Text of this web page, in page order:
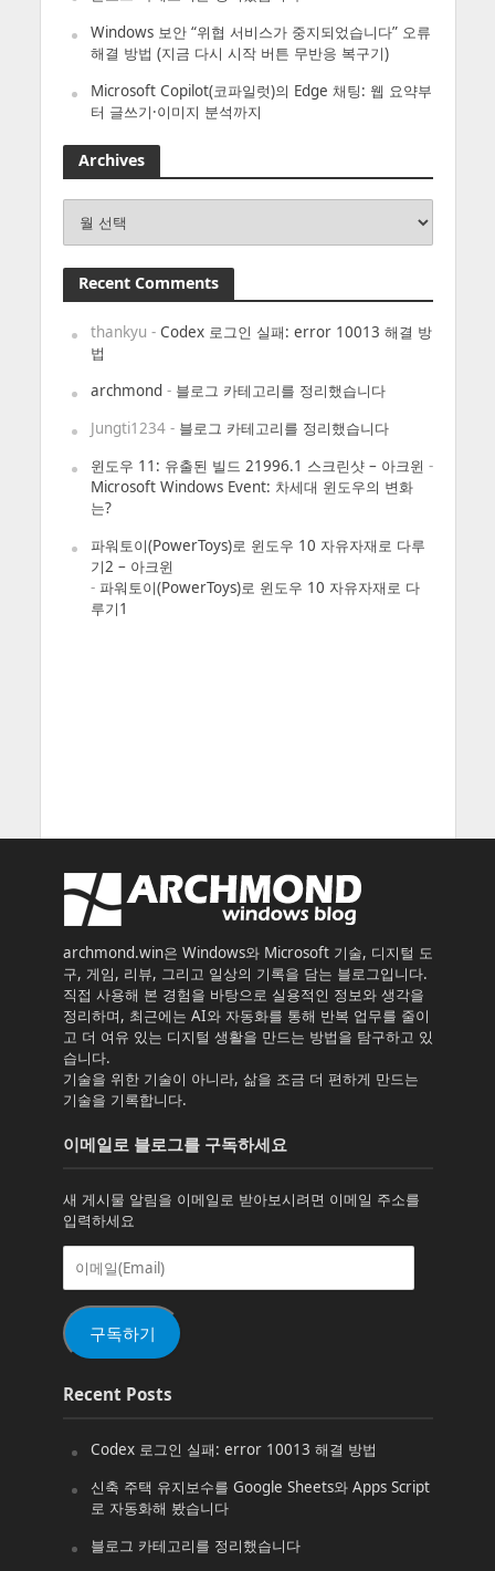
Windows 보안 “위협 서비스가 중지되었습니다” 오류
해결 방법 (지금 다시 시작 버튼 무반응 복구기)
Microsoft Copilot(코파일럿)의 Edge 채팅: 웹 요약부
터 글쓰기·이미지 분석까지
Archives
Recent Comments
thankyu - Codex 로그인 실패: error 10013 해결 방
법
archmond - 블로그 카테고리를 정리했습니다
Jungti1234- 블로그 카테고리를 정리했습니다
윈도우 11: 유출된 빌드 21996.1 스크린샷 – 아크윈 -
Microsoft Windows Event: 차세대 윈도우의 변화
는?
파워토이(PowerToys)로 윈도우 10 자유자재로 다루
기2 – 아크윈
- 파워토이(PowerToys)로 윈도우 10 자유자재로 다
루기1
archmond.win은 Windows와 Microsoft 기술, 디지털 도
구, 게임, 리뷰, 그리고 일상의 기록을 담는 블로그입니다.
직접 사용해 본 경험을 바탕으로 실용적인 정보와 생각을
정리하며, 최근에는 AI와 자동화를 통해 반복 업무를 줄이
고 더 여유 있는 디지털 생활을 만드는 방법을 탐구하고 있
습니다.
기술을 위한 기술이 아니라, 삶을 조금 더 편하게 만드는
기술을 기록합니다.
이메일로 블로그를 구독하세요
새 게시물 알림을 이메일로 받아보시려면 이메일 주소를
입력하세요
(Email)
구독하기
Recent Posts
Codex 로그인 실패: error 10013 해결 방법
신축 주택 유지보수를 Google Sheets와 Apps Script
로 자동화해 봤습니다
블로그 카테고리를 정리했습니다